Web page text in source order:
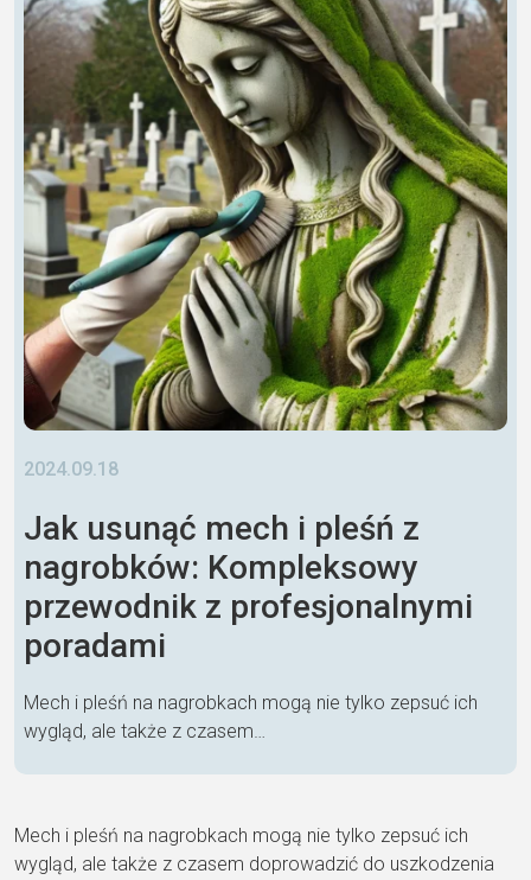
2024.09.18
Jak usunąć mech i pleśń z
nagrobków: Kompleksowy
przewodnik z profesjonalnymi
poradami
Mech i pleśń na nagrobkach mogą nie tylko zepsuć ich
wygląd, ale także z czasem…
Mech i pleśń na nagrobkach mogą nie tylko zepsuć ich
wygląd, ale także z czasem doprowadzić do uszkodzenia